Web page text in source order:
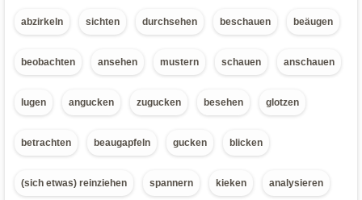
abzirkeln sichten durchsehen beschauen beäugen
beobachten ansehen mustern schauen anschauen
lugen angucken zugucken besehen glotzen
betrachten beaugapfeln gucken blicken
(sich etwas) reinziehen spannern kieken analysieren